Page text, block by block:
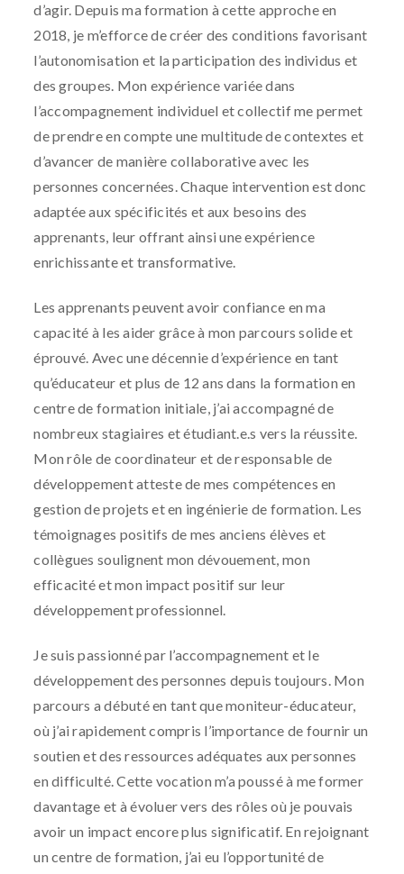
d’agir. Depuis ma formation à cette approche en
2018, je m’efforce de créer des conditions favorisant
l’autonomisation et la participation des individus et
des groupes. Mon expérience variée dans
l’accompagnement individuel et collectif me permet
de prendre en compte une multitude de contextes et
d’avancer de manière collaborative avec les
personnes concernées. Chaque intervention est donc
adaptée aux spécificités et aux besoins des
apprenants, leur offrant ainsi une expérience
enrichissante et transformative.
Les apprenants peuvent avoir confiance en ma
capacité à les aider grâce à mon parcours solide et
éprouvé. Avec une décennie d’expérience en tant
qu’éducateur et plus de 12 ans dans la formation en
centre de formation initiale, j’ai accompagné de
nombreux stagiaires et étudiant.e.s vers la réussite.
Mon rôle de coordinateur et de responsable de
développement atteste de mes compétences en
gestion de projets et en ingénierie de formation. Les
témoignages positifs de mes anciens élèves et
collègues soulignent mon dévouement, mon
efficacité et mon impact positif sur leur
développement professionnel.
Je suis passionné par l’accompagnement et le
développement des personnes depuis toujours. Mon
parcours a débuté en tant que moniteur-éducateur,
où j’ai rapidement compris l’importance de fournir un
soutien et des ressources adéquates aux personnes
en difficulté. Cette vocation m’a poussé à me former
davantage et à évoluer vers des rôles où je pouvais
avoir un impact encore plus significatif. En rejoignant
un centre de formation, j’ai eu l’opportunité de